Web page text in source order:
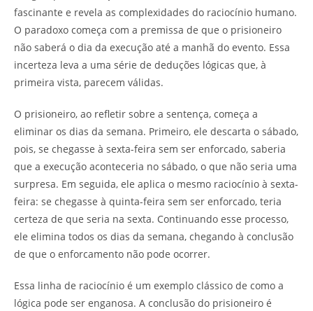
fascinante e revela as complexidades do raciocínio humano.
O paradoxo começa com a premissa de que o prisioneiro
não saberá o dia da execução até a manhã do evento. Essa
incerteza leva a uma série de deduções lógicas que, à
primeira vista, parecem válidas.
O prisioneiro, ao refletir sobre a sentença, começa a
eliminar os dias da semana. Primeiro, ele descarta o sábado,
pois, se chegasse à sexta-feira sem ser enforcado, saberia
que a execução aconteceria no sábado, o que não seria uma
surpresa. Em seguida, ele aplica o mesmo raciocínio à sexta-
feira: se chegasse à quinta-feira sem ser enforcado, teria
certeza de que seria na sexta. Continuando esse processo,
ele elimina todos os dias da semana, chegando à conclusão
de que o enforcamento não pode ocorrer.
Essa linha de raciocínio é um exemplo clássico de como a
lógica pode ser enganosa. A conclusão do prisioneiro é